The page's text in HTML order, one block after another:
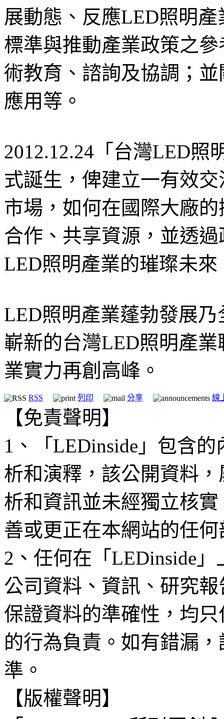
展動態、反應LED照明
標準與推動產業政策之
術教育、諮詢及協調；
應用等。
2012.12.24「台灣LED照
式誕生，俾建立一有效
市場，如何在國際大廠
合作、共享資源，並透
LED照明產業的璀璨未來
LED照明產業蓬勃發展
嶄新的台灣LED照明產
業實力再創高峰。
RSS 列印 分享 線
【免責聲明】
1、「LEDinside」包含
析和演釋，該公開資料
析和資訊並未經獨立核
善或更正在本網站的任
2、任何在「LEDinside
公司資料、資訊、研究
保證資料的準確性，均
的行為負責。如有錯漏
準。
【版權聲明】